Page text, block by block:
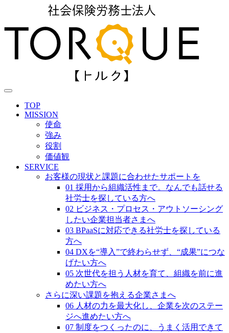
TOP
MISSION
使命
強み
役割
価値観
SERVICE
お客様の現状と課題に合わせたサポートを
01 採用から組織活性まで。なんでも話せる
社労士を探している方へ
02 ビジネス・プロセス・アウトソーシング
したい企業担当者さまへ
03 BPaaSに対応できる社労士を探している
方へ
04 DXを“導入”で終わらせず、“成果”につな
げたい方へ
05 次世代を担う人材を育て、組織を前に進
めたい方へ
さらに深い課題を抱える企業さまへ
06 人材の力を最大化し、企業を次のステー
ジへ進めたい方へ
07 制度をつくったのに、うまく活用できて